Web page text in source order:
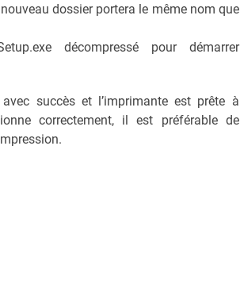
dossier portera le même nom que
décompressé pour démarrer
succès et l’imprimante est prête à
correctement, il est préférable de